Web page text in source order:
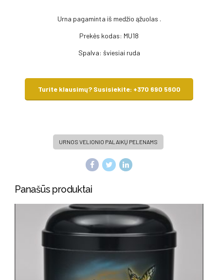
Urna pagaminta iš medžio ąžuolas .
Prekės kodas: MU18
Spalva: šviesiai ruda
Turite klausimų? Susisiekite: +370 690 5600
URNOS VELIONIO PALAIKŲ PELENAMS
Panašūs produktai